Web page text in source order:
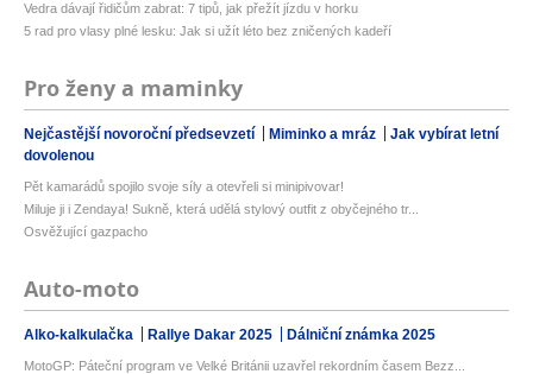
Vedra dávají řidičům zabrat: 7 tipů, jak přežít jízdu v horku
5 rad pro vlasy plné lesku: Jak si užít léto bez zničených kadeří
Pro ženy a maminky
Nejčastější novoroční předsevzetí Miminko a mráz
Jak vybírat letní
dovolenou
Pět kamarádů spojilo svoje síly a otevřeli si minipivovar!
Miluje ji i Zendaya! Sukně, která udělá stylový outfit z obyčejného tr...
Osvěžující gazpacho
Auto-moto
Alko-kalkulačka Rallye Dakar 2025 Dálniční známka 2025
MotoGP: Páteční program ve Velké Británii uzavřel rekordním časem Bezz...